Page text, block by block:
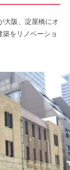
大阪、淀屋橋にオ
をリノベーショ